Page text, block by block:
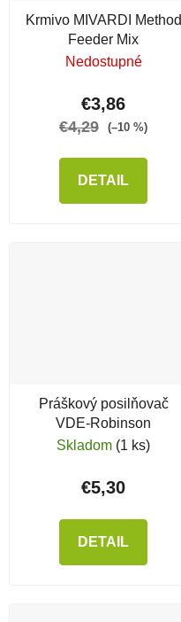
Krmivo MIVARDI Method
Feeder Mix
Nedostupné
€3,86
€4,29 (–10 %)
DETAIL
Práškový posilňovač
VDE-Robinson
Skladom (1 ks)
€5,30
DETAIL